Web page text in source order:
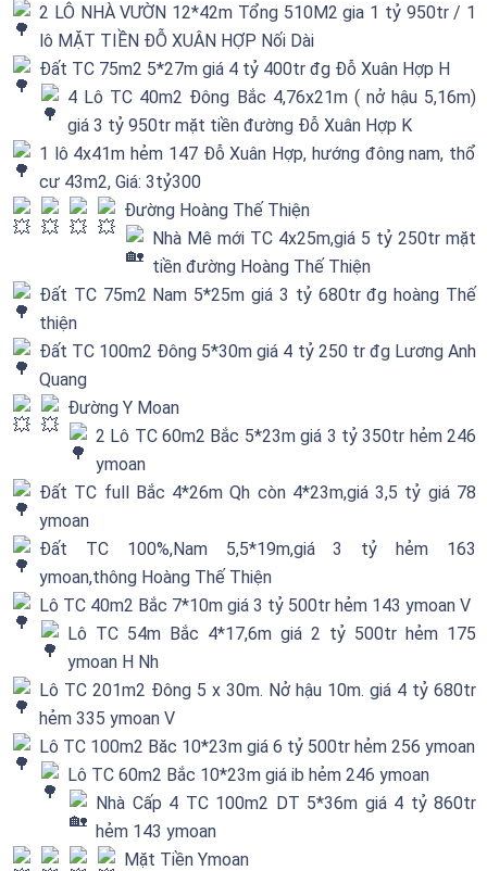
2 LÔ NHÀ VƯỜN 12*42m Tổng 510M2 gia 1 tỷ 950tr / 1
lô MẶT TIỀN ĐỖ XUÂN HỢP Nối Dài
Đất TC 75m2 5*27m giá 4 tỷ 400tr đg Đỗ Xuân Hợp H
4 Lô TC 40m2 Đông Bắc 4,76x21m ( nở hậu 5,16m)
giá 3 tỷ 950tr mặt tiền đường Đỗ Xuân Hợp K
1 lô 4x41m hẻm 147 Đỗ Xuân Hợp, hướng đông nam, thổ
cư 43m2, Giá: 3tỷ300
Đường Hoàng Thế Thiện
Nhà Mê mới TC 4x25m,giá 5 tỷ 250tr mặt
tiền đường Hoàng Thế Thiện
Đất TC 75m2 Nam 5*25m giá 3 tỷ 680tr đg hoàng Thế
thiện
Đất TC 100m2 Đông 5*30m giá 4 tỷ 250 tr đg Lương Anh
Quang
Đường Y Moan
2 Lô TC 60m2 Bắc 5*23m giá 3 tỷ 350tr hẻm 246
ymoan
Đất TC full Bắc 4*26m Qh còn 4*23m,giá 3,5 tỷ giá 78
ymoan
Đất TC 100%,Nam 5,5*19m,giá 3 tỷ hẻm 163
ymoan,thông Hoàng Thế Thiện
Lô TC 40m2 Bắc 7*10m giá 3 tỷ 500tr hẻm 143 ymoan V
Lô TC 54m Bắc 4*17,6m giá 2 tỷ 500tr hẻm 175
ymoan H Nh
Lô TC 201m2 Đông 5 x 30m. Nở hậu 10m. giá 4 tỷ 680tr
hẻm 335 ymoan V
Lô TC 100m2 Băc 10*23m giá 6 tỷ 500tr hẻm 256 ymoan
Lô TC 60m2 Bắc 10*23m giá ib hẻm 246 ymoan
Nhà Cấp 4 TC 100m2 DT 5*36m giá 4 tỷ 860tr
hẻm 143 ymoan
Mặt Tiền Ymoan